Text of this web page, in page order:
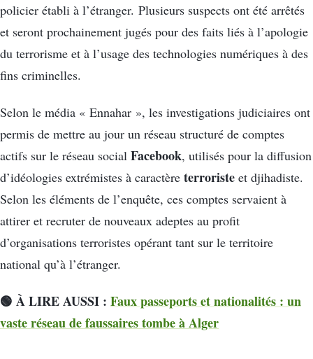
policier établi à l’étranger. Plusieurs suspects ont été arrêtés
et seront prochainement jugés pour des faits liés à l’apologie
du terrorisme et à l’usage des technologies numériques à des
fins criminelles.
Selon le média « Ennahar », les investigations judiciaires ont
permis de mettre au jour un réseau structuré de comptes
actifs sur le réseau social Facebook, utilisés pour la diffusion
d’idéologies extrémistes à caractère terroriste et djihadiste.
Selon les éléments de l’enquête, ces comptes servaient à
attirer et recruter de nouveaux adeptes au profit
d’organisations terroristes opérant tant sur le territoire
national qu’à l’étranger.
🟢 À LIRE AUSSI : Faux passeports et nationalités : un
vaste réseau de faussaires tombe à Alger